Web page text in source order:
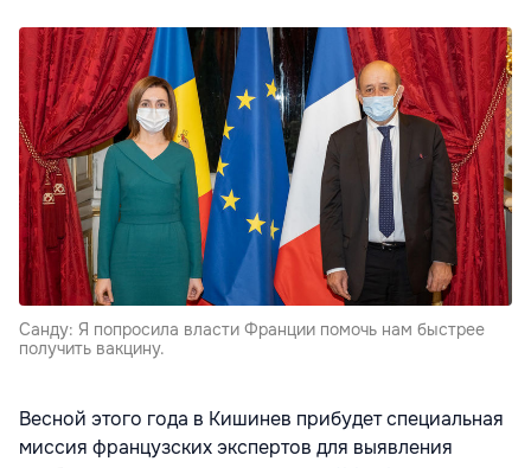
Санду: Я попросила власти Франции помочь нам быстрее
получить вакцину.
Весной этого года в Кишинев прибудет специальная
миссия французских экспертов для выявления